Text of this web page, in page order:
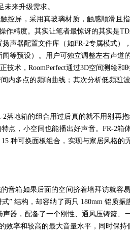
来升级需求。
控屏，采用真玻璃材质，触感顺滑且
作精度。其实让笔者最惊讶的其实是
声器配置文件库（如FR-2专属模式）
等预设）。用户可独立调整左右声道
技术，RoomPerfect通过3D空间测绘和
内多点的频响曲线；其次分析低频驻
2落地箱的组合用过后真的就不用别再
点，小空间也能播出好声音。 FR-2箱
15种可换面板组合，实现与家居风格的
音箱如果后面的空间挤着墙拜访就容
式”结构，却容纳了两只 180mm 铝质振
声器，配备了一个刚性、通风压铸篮、
率和较高的最大音量水平，同时保持